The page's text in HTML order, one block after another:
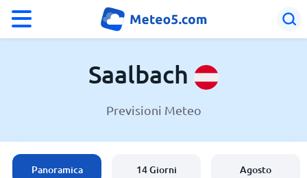
Austria
Saalbach
Previsioni Meteo
Panoramica 14 Giorni Agosto